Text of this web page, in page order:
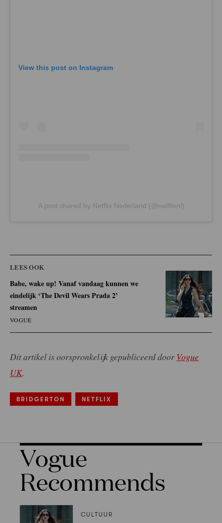
View this post on Instagram
A post shared by Netflix Nederland (@netflixnl)
LEES OOK
Babe, wake up! Vanaf vandaag kunnen we
eindelijk ‘The Devil Wears Prada 2’
streamen
VOGUE
Dit artikel is oorspronkelijk gepubliceerd door Vogue
UK.
BRIDGERTON NETFLIX
Vogue
Recommends
CULTUUR